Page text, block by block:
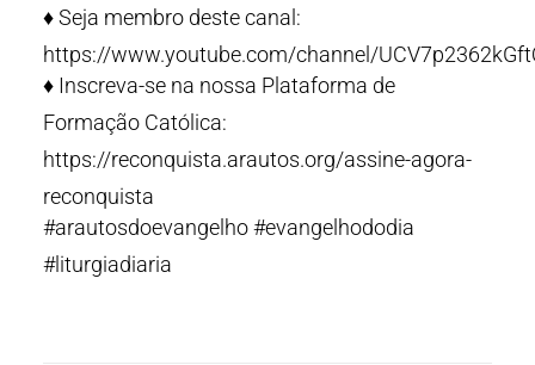
♦️ Seja membro deste canal:
https://www.youtube.com/channel/
♦️ Inscreva-se na nossa Plataforma de
Formação Católica:
https://reconquista.arautos.org/assine-agora-
reconquista
#arautosdoevangelho #evangelhododia
#liturgiadiaria